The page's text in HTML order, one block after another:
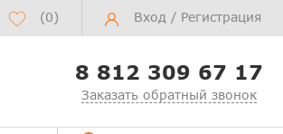
(0) Вход / Регистрация
8 812 309 67 17
Заказать обратный звонок